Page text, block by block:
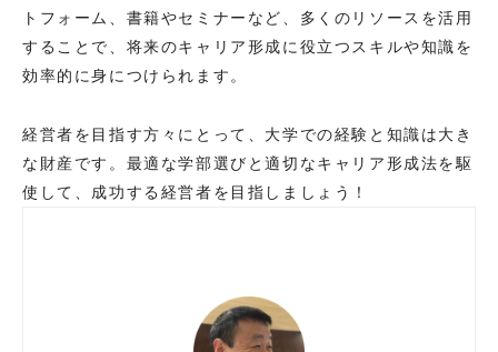
トフォーム、書籍やセミナーなど、多くのリソースを活用
することで、将来のキャリア形成に役立つスキルや知識を
効率的に身につけられます。
経営者を目指す方々にとって、大学での経験と知識は大き
な財産です。最適な学部選びと適切なキャリア形成法を駆
使して、成功する経営者を目指しましょう！